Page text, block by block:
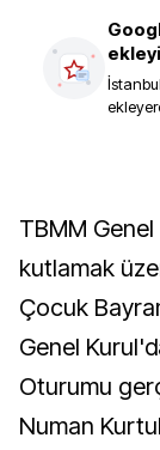
TBMM Genel Kurulu, Meclisin açılışının 105. yılını
kutlamak
Çocuk
Genel
Oturumu
Numan